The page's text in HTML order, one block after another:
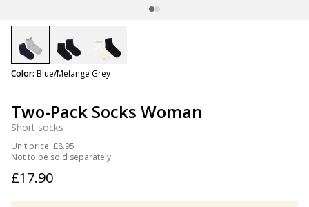
Two-Pack Socks Woman
Short socks
Unit price: £8.95
Not to be sold separately
£17.90
Color: Blue/Melange Grey
selected